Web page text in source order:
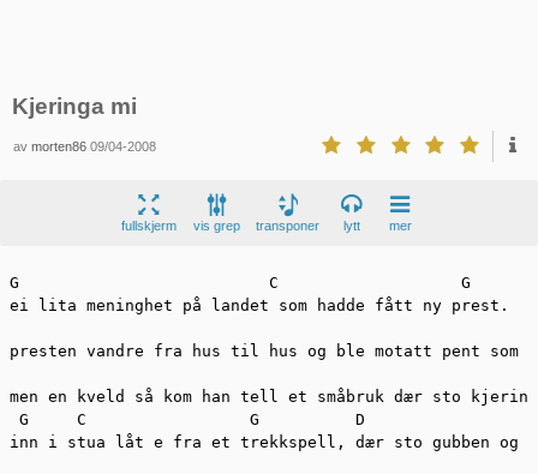
Kjeringa mi
avmorten86 09/04-2008
fullskjerm vis grep transponer lytt mer
G                          C                   G
ei lita meninghet på landet som hadde fått ny prest.
presten vandre fra hus til hus og ble motatt pent som
men en kveld så kom han tell et småbruk dær sto
G     C                 G          D
inn i stua låt e fra et trekkspell, dær sto gubben og